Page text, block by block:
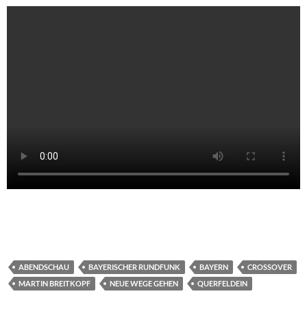
ABENDSCHAU BAYERISCHER RUNDFUNK BAYERN
CROSSOVER
MARTIN BREITKOPF
NEUE WEGE GEHEN QUERFELDEIN